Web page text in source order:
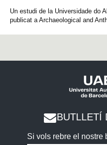
Un estudi de la Universidade do
publicat a Archaeological and
BUTLLETÍ
Si vols rebre el nostre